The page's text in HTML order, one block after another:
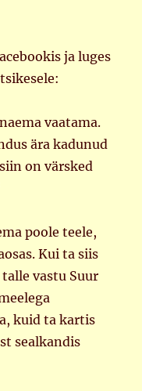
ja luges
vaatama.
ära kadunud
on värsked
poole teele,
Kui ta siis
vastu Suur
kuid ta kartis
sealkandis